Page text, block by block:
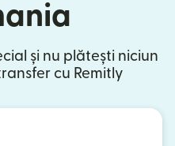
și nu plătești niciun
cu Remitly